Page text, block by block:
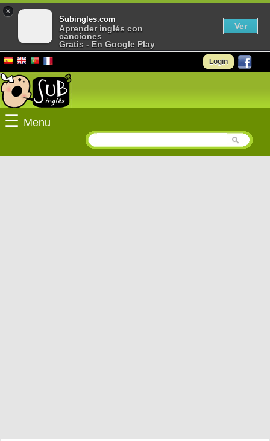
Login
☰ Menu
×
Subingles.com
Aprender inglés con
canciones
Gratis - En Google Play
Ver